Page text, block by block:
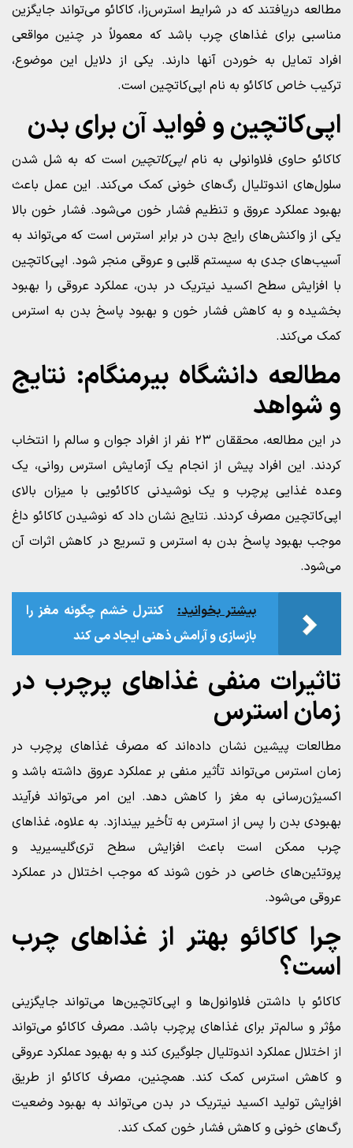
مطالعه دریافتند که در شرایط استرس‌زا، کاکائو می‌تواند جایگزین
مناسبی برای غذاهای چرب باشد که معمولاً در چنین مواقعی
افراد تمایل به خوردن آنها دارند. یکی از دلایل این موضوع،
ترکیب خاص کاکائو به نام اپی‌کاتچین است.
اپی‌کاتچین و فواید آن برای بدن
کاکائو حاوی فلاوانولی به ناماپی‌کاتچین است که به شل شدن
سلول‌های اندوتلیال رگ‌های خونی کمک می‌کند. این عمل باعث
بهبود عملکرد عروق و تنظیم فشار خون می‌شود. فشار خون بالا
یکی از واکنش‌های رایج بدن در برابر استرس است که می‌تواند به
آسیب‌های جدی به سیستم قلبی و عروقی منجر شود. اپی‌کاتچین
با افزایش سطح اکسید نیتریک در بدن، عملکرد عروقی را بهبود
بخشیده و به کاهش فشار خون و بهبود پاسخ بدن به استرس
کمک می‌کند.
مطالعه دانشگاه بیرمنگام: نتایج
و شواهد
در این مطالعه، محققان ۲۳ نفر از افراد جوان و سالم را انتخاب
کردند. این افراد پیش از انجام یک آزمایش استرس روانی، یک
وعده غذایی پرچرب و یک نوشیدنی کاکائویی با میزان بالای
اپی‌کاتچین مصرف کردند. نتایج نشان داد که نوشیدن کاکائو داغ
موجب بهبود پاسخ بدن به استرس و تسریع در کاهش اثرات آن
می‌شود.
بیشتر بخوانید:
کنترل خشم چگونه مغز را
بازسازی و آرامش ذهنی ایجاد می‌ کند
تاثیرات منفی غذاهای پرچرب در
زمان استرس
مطالعات پیشین نشان داده‌اند که مصرف غذاهای پرچرب در
زمان استرس می‌تواند تأثیر منفی بر عملکرد عروق داشته باشد و
اکسیژن‌رسانی به مغز را کاهش دهد. این امر می‌تواند فرآیند
بهبودی بدن را پس از استرس به تأخیر بیندازد. به علاوه، غذاهای
چرب ممکن است باعث افزایش سطح تری‌گلیسیرید و
پروتئین‌های خاصی در خون شوند که موجب اختلال در عملکرد
عروقی می‌شود.
چرا کاکائو بهتر از غذاهای چرب
است؟
کاکائو با داشتن فلاوانول‌ها و اپی‌کاتچین‌ها می‌تواند جایگزینی
مؤثر و سالم‌تر برای غذاهای پرچرب باشد. مصرف کاکائو می‌تواند
از اختلال عملکرد اندوتلیال جلوگیری کند و به بهبود عملکرد عروقی
و کاهش استرس کمک کند. همچنین، مصرف کاکائو از طریق
افزایش تولید اکسید نیتریک در بدن می‌تواند به بهبود وضعیت
رگ‌های خونی و کاهش فشار خون کمک کند.